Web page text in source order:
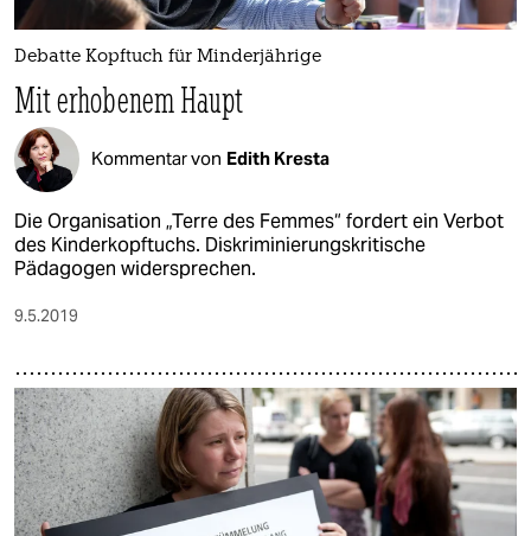
Debatte Kopftuch für Minderjährige
Mit erhobenem Haupt
Kommentar von Edith Kresta
Die Organisation „Terre des Femmes“ fordert ein Verbot
des Kinderkopftuchs. Diskriminierungskritische
Pädagogen widersprechen.
9.5.2019